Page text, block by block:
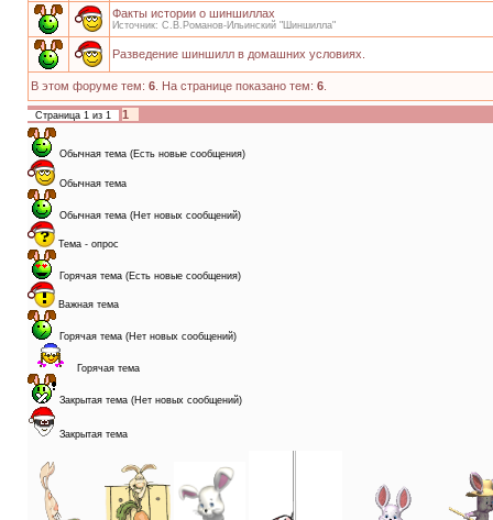
Факты истории о шиншиллах
Источник: С.В.Романов-Ильинский "Шиншилла"
Разведение шиншилл в домашних условиях.
В этом форуме тем: 6 . На странице показано тем: 6
Страница 1 из 1 1
Обычная тема (Есть новые сообщения)
Обычная тема
Обычная тема (Нет новых сообщений)
Тема - опрос
Горячая тема (Есть новые сообщения)
Важная тема
Горячая тема (Нет новых сообщений)
Горячая тема
Закрытая тема (Нет новых сообщений)
Закрытая тема